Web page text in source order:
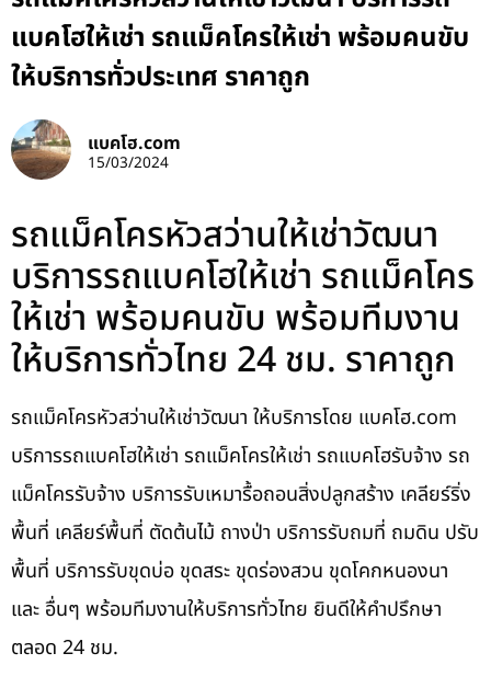
แบคโฮให้เช่า รถแม็คโครให้เช่า พร้อมคนขับ
ให้บริการทั่วประเทศ ราคาถูก
แบคโฮ.com
15/03/2024
รถแม็คโครหัวสว่านให้เช่าวัฒนา
บริการรถแบคโฮให้เช่า รถแม็คโคร
ให้เช่า พร้อมคนขับ พร้อมทีมงาน
ให้บริการทั่วไทย 24 ชม. ราคาถูก
รถแม็คโครหัวสว่านให้เช่าวัฒนา ให้บริการโดย แบคโฮ.com
บริการรถแบคโฮให้เช่า รถแม็คโครให้เช่า รถแบคโฮรับจ้าง รถ
แม็คโครรับจ้าง บริการรับเหมารื้อถอนสิ่งปลูกสร้าง เคลียร์ริ่ง
พื้นที่ เคลียร์พื้นที่ ตัดต้นไม้ ถางป่า บริการรับถมที่ ถมดิน ปรับ
พื้นที่ บริการรับขุดบ่อ ขุดสระ ขุดร่องสวน ขุดโคกหนองนา
และ อื่นๆ พร้อมทีมงานให้บริการทั่วไทย ยินดีให้คำปรึกษา
ตลอด 24 ชม.